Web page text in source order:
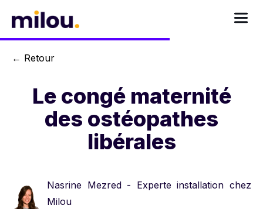
← Retour
Le congé maternité
des ostéopathes
libérales
Nasrine Mezred - Experte installation chez
Milou